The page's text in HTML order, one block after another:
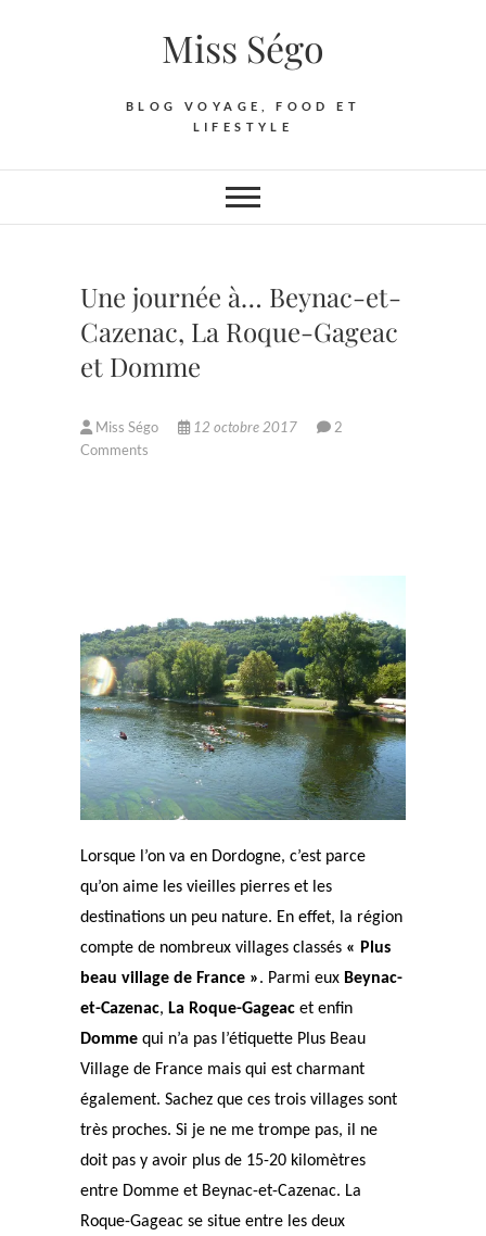
Miss Ségo
BLOG VOYAGE, FOOD ET
LIFESTYLE
Une journée à… Beynac-et-
Cazenac, La Roque-Gageac
et Domme
Miss Ségo 12 octobre 2017
2
Comments
Lorsque l’on va en Dordogne, c’est parce
qu’on aime les vieilles pierres et les
destinations un peu nature. En effet, la région
compte de nombreux villages classés « Plus
beau village de France ». Parmi eux Beynac-
et-Cazenac, La Roque-Gageac et enfin
Domme qui n’a pas l’étiquette Plus Beau
Village de France mais qui est charmant
également. Sachez que ces trois villages sont
très proches. Si je ne me trompe pas, il ne
doit pas y avoir plus de 15-20 kilomètres
entre Domme et Beynac-et-Cazenac. La
Roque-Gageac se situe entre les deux